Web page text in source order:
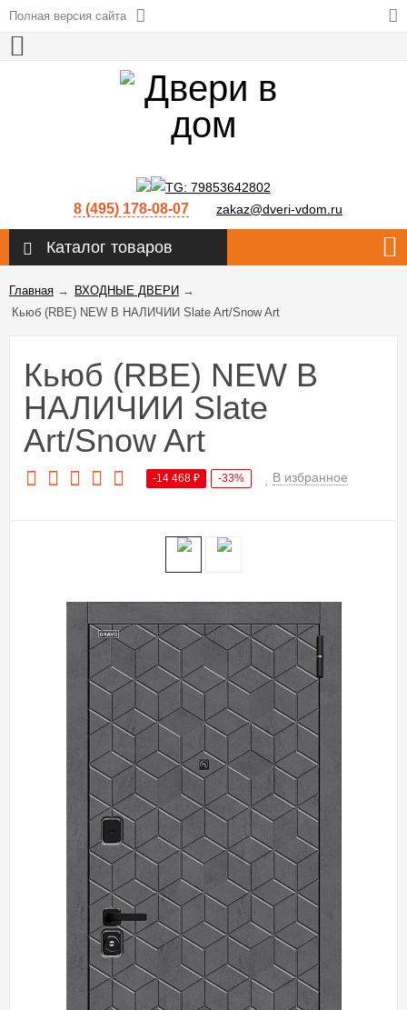
Полная версия сайта
8 (495) 178-08-07 zakaz@dveri-vdom.ru
Каталог товаров
Главная → ВХОДНЫЕ ДВЕРИ →
Кьюб (RBE) NEW В НАЛИЧИИ Slate Art/Snow Art
Кьюб (RBE) NEW В
НАЛИЧИИ Slate
Art/Snow Art
-14 468 ₽ -33% В избранное